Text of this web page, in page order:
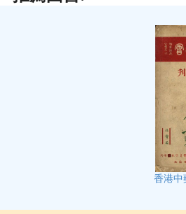
香港中